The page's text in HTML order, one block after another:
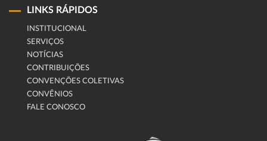
LINKS RÁPIDOS
INSTITUCIONAL
SERVIÇOS
NOTÍCIAS
CONTRIBUIÇÕES
CONVENÇÕES COLETIVAS
CONVÊNIOS
FALE CONOSCO